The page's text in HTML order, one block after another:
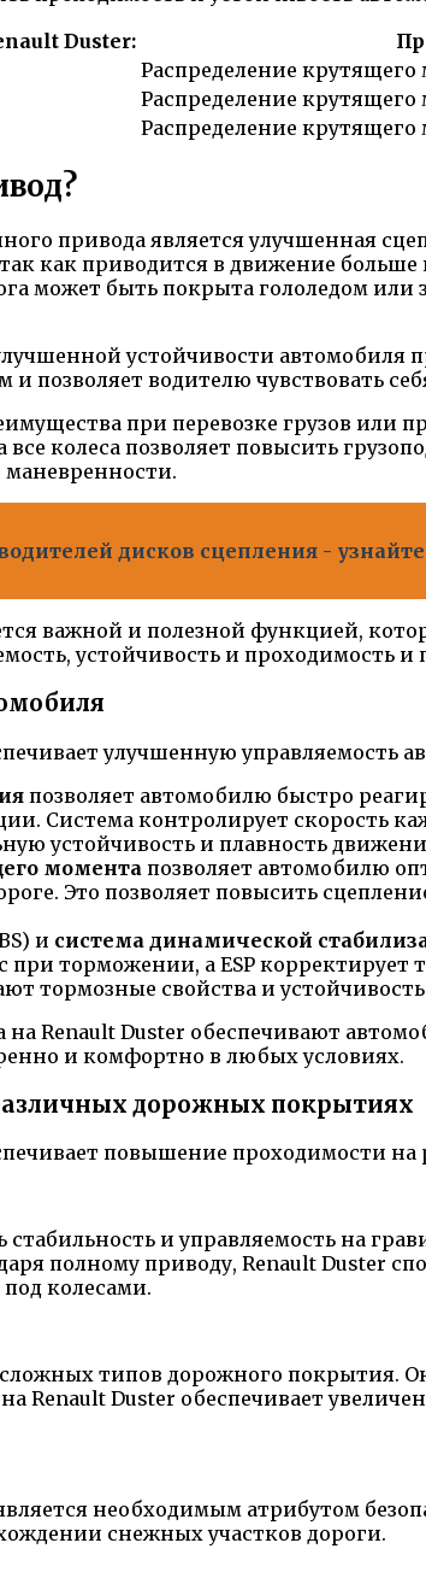
Duster:
Распределение
Распределение
Распределение
привода является улучшенная
как приводится в движение
может быть покрыта гололедом
устойчивости
и позволяет водителю чувствовать
при перевозке грузов или
колеса позволяет повысить
дисков сцепления -
важной и полезной функцией,
устойчивость и
улучшенную управляемость
позволяет автомобилю быстро
Система контролирует скорость
устойчивость и плавность
момента позволяет автомобилю
Это позволяет повысить
и система динамической
при торможении, а ESP
тормозные свойства и
Renault Duster обеспечивают
и комфортно в любых условиях.
дорожных покрытиях
повышение проходимости
и управляемость на
полному приводу, Renault Duster
колесами.
типов дорожного покрытия.
Renault Duster обеспечивает
необходимым атрибутом
снежных участков дороги.